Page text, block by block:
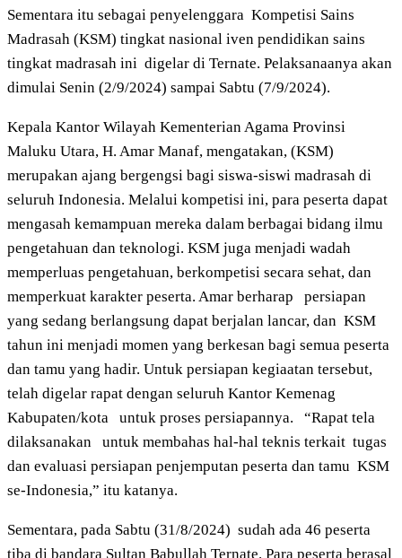
Sementara itu sebagai penyelenggara Kompetisi Sains
Madrasah (KSM) tingkat nasional iven pendidikan sains
tingkat madrasah ini digelar di Ternate. Pelaksanaanya akan
dimulai Senin (2/9/2024) sampai Sabtu (7/9/2024).
Kepala Kantor Wilayah Kementerian Agama Provinsi
Maluku Utara, H. Amar Manaf, mengatakan, (KSM)
merupakan ajang bergengsi bagi siswa-siswi madrasah di
seluruh Indonesia. Melalui kompetisi ini, para peserta dapat
mengasah kemampuan mereka dalam berbagai bidang ilmu
pengetahuan dan teknologi. KSM juga menjadi wadah
memperluas pengetahuan, berkompetisi secara sehat, dan
memperkuat karakter peserta. Amar berharap persiapan
yang sedang berlangsung dapat berjalan lancar, dan KSM
tahun ini menjadi momen yang berkesan bagi semua peserta
dan tamu yang hadir. Untuk persiapan kegiaatan tersebut,
telah digelar rapat dengan seluruh Kantor Kemenag
Kabupaten/kota untuk proses persiapannya. “Rapat tela
dilaksanakan untuk membahas hal-hal teknis terkait tugas
dan evaluasi persiapan penjemputan peserta dan tamu KSM
se-Indonesia,” itu katanya.
Sementara, pada Sabtu (31/8/2024) sudah ada 46 peserta
tiba di bandara Sultan Babullah Ternate. Para peserta berasal